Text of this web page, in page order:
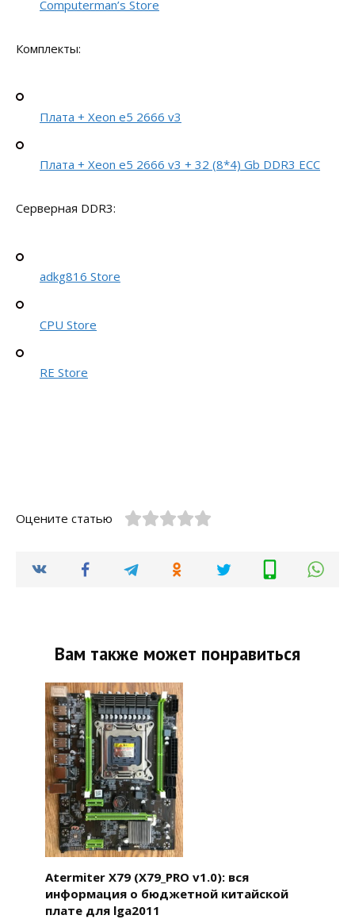
Computerman’s Store
Комплекты:
Плата + Xeon e5 2666 v3
Плата + Xeon e5 2666 v3 + 32 (8*4) Gb DDR3 ECC
Серверная DDR3:
adkg816 Store
CPU Store
RE Store
Оцените статью
Вам также может понравиться
Atermiter X79 (X79_PRO v1.0): вся
информация о бюджетной китайской
плате для lga2011